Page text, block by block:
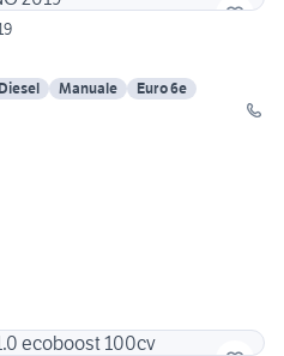
Diesel Manuale
Euro 6e